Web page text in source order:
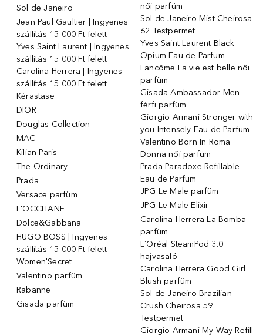
Sol de Janeiro
Jean Paul Gaultier | Ingyenes
szállítás 15 000 Ft felett
Yves Saint Laurent | Ingyenes
szállítás 15 000 Ft felett
Carolina Herrera | Ingyenes
szállítás 15 000 Ft felett
Kérastase
DIOR
Douglas Collection
MAC
Kilian Paris
The Ordinary
Prada
Versace parfüm
L'OCCITANE
Dolce&Gabbana
HUGO BOSS | Ingyenes
szállítás 15 000 Ft felett
Women'Secret
Valentino parfüm
Rabanne
Gisada parfüm
női parfüm
Sol de Janeiro Mist Cheirosa
62 Testpermet
Yves Saint Laurent Black
Opium Eau de Parfum
Lancôme La vie est belle női
parfüm
Gisada Ambassador Men
férfi parfüm
Giorgio Armani Stronger with
you Intensely Eau de Parfum
Valentino Born In Roma
Donna női parfüm
Prada Paradoxe Refillable
Eau de Parfum
JPG Le Male parfüm
JPG Le Male Elixir
Carolina Herrera La Bomba
parfüm
L´Oréal SteamPod 3.0
hajvasaló
Carolina Herrera Good Girl
Blush parfüm
Sol de Janeiro Brazilian
Crush Cheirosa 59
Testpermet
Giorgio Armani My Way Refill